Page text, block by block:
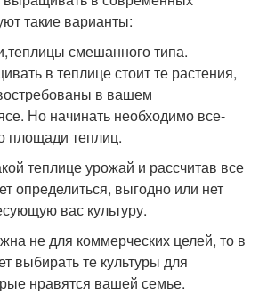
такие варианты:
смешанного типа.
в теплице стоит те растения,
в вашем
Но начинать необходимо все-
площади теплиц.
теплице урожай и рассчитав все
определиться, выгодно или нет
вас культуру.
не для коммерческих целей, то в
выбирать те культуры для
нравятся вашей семье.